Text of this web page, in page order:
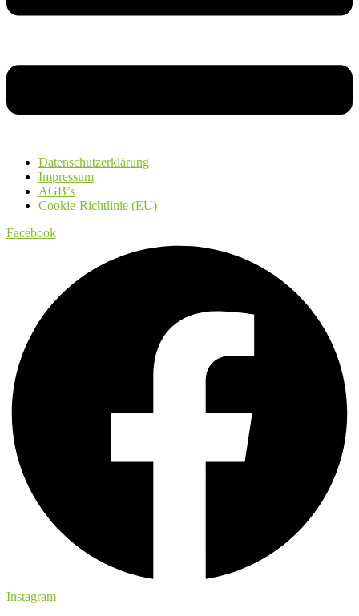
Datenschutzerklärung
Impressum
AGB’s
Cookie-Richtlinie (EU)
Facebook
Instagram